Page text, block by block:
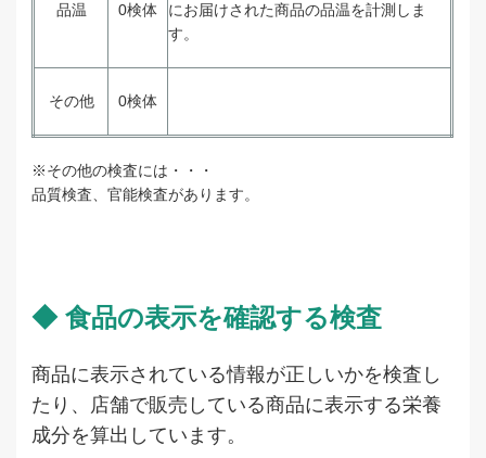
品温 0検体
にお届けされた商品の品温を計測しま
す。
その他 0検体
※その他の検査には・・・
品質検査、官能検査があります。
◆ 食品の表示を確認する検査
商品に表示されている情報が正しいかを検査し
たり、店舗で販売している商品に表示する栄養
成分を算出しています。